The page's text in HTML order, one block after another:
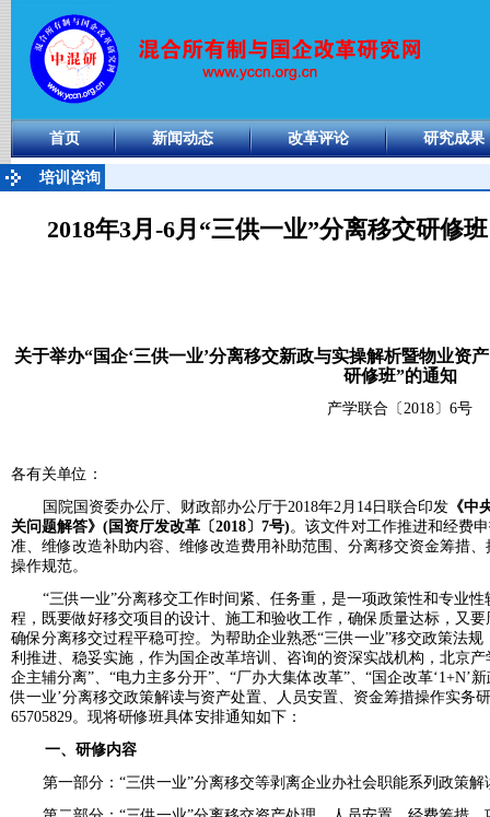
首页 新闻动态 改革评论 研究成果
培训咨询
2018年3月-6月“三供一业”分离移交研修
关于举办“国企‘三供一业’分离移交新政与实操解析暨物业资
研修班”的通知
产学联合〔 2018 〕 6号
各有关单位：
国院国资委办公厅、财政部办公厅于2018年2月 14日联合印发《中
关问题解答》 (国资厅发改革〔2018〕 7号)。该文件对工作推进和经费
准、维修改造补助内容、维修改造费用补助范围、分离移交资金筹措
操作规范。
“三供一业”分离移交工作时间紧、任务重，是一项政策性和专业
程，既要做好移交项目的设计、施工和验收工作，确保质量达标，又
确保分离移交过程平稳可控。为帮助企业熟悉“三供一业”移交政策法
利推进、稳妥实施，作为国企改革培训、咨询的资深实战机构，北京
企主辅分离”、“电力主多分开”、“厂办大集体改革”、“国企改革‘1+N’
供一业’分离移交政策解读与资产处置、人员安置、资金筹措操作实务
65705829。现将研修班具体安排通知如下：
一、研修内容
第一部分：“三供一业”分离移交等剥离企业办社会职能系列政策解